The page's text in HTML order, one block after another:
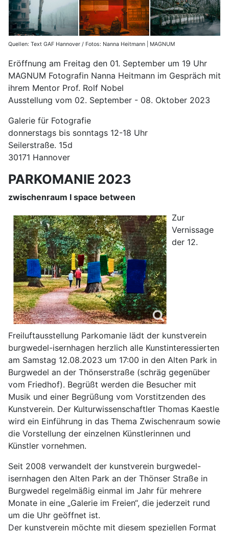
Quellen: Text GAF Hannover / Fotos: Nanna Heitmann | MAGNUM
Eröffnung am Freitag den 01. September um 19 Uhr
MAGNUM Fotografin Nanna Heitmann im Gespräch mit
ihrem Mentor Prof. Rolf Nobel
Ausstellung vom 02. September - 08. Oktober 2023
Galerie für Fotografie
donnerstags bis sonntags 12-18 Uhr
Seilerstraße. 15d
30171 Hannover
PARKOMANIE 2023
zwischenraum I space between
Zur
Vernissage
der 12.
Freiluftausstellung Parkomanie lädt der kunstverein
burgwedel-isernhagen herzlich alle Kunstinteressierten
am Samstag 12.08.2023 um 17:00 in den Alten Park in
Burgwedel an der Thönserstraße (schräg gegenüber
vom Friedhof). Begrüßt werden die Besucher mit
Musik und einer Begrüßung vom Vorstitzenden des
Kunstverein. Der Kulturwissenschaftler Thomas Kaestle
wird ein Einführung in das Thema Zwischenraum sowie
die Vorstellung der einzelnen Künstlerinnen und
Künstler vornehmen.
Seit 2008 verwandelt der kunstverein burgwedel-
isernhagen den Alten Park an der Thönser Straße in
Burgwedel regelmäßig einmal im Jahr für mehrere
Monate in eine „Galerie im Freien“, die jederzeit rund
um die Uhr geöffnet ist.
Der kunstverein möchte mit diesem speziellen Format